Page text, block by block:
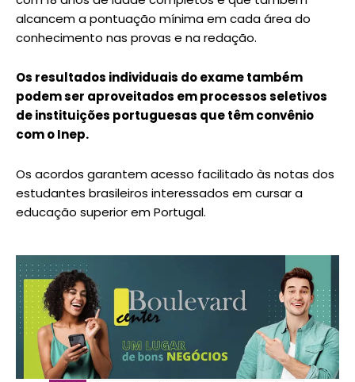
alcancem a pontuação mínima em cada área do
conhecimento nas provas e na redação.
Os resultados individuais do exame também
podem ser aproveitados em processos seletivos
de instituições portuguesas que têm convênio
com o Inep.
Os acordos garantem acesso facilitado às notas dos
estudantes brasileiros interessados em cursar a
educação superior em Portugal.